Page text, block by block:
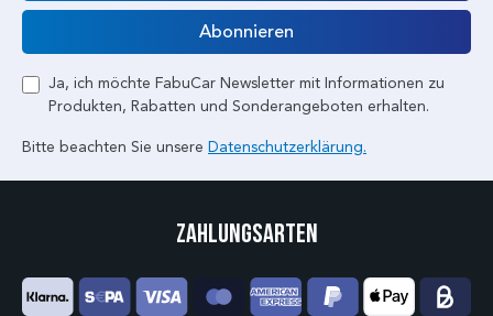
E-Mail
Abonnieren
Ja, ich möchte FabuCar Newsletter mit Informationen zu
Produkten, Rabatten und Sonderangeboten erhalten.
Bitte beachten Sie unsere Datenschutzerklärung.
Zahlungsarten